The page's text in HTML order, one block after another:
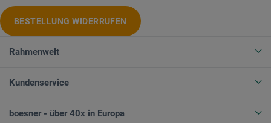
BESTELLUNG WIDERRUFEN
Rahmenwelt
Kundenservice
boesner - über 40x in Europa